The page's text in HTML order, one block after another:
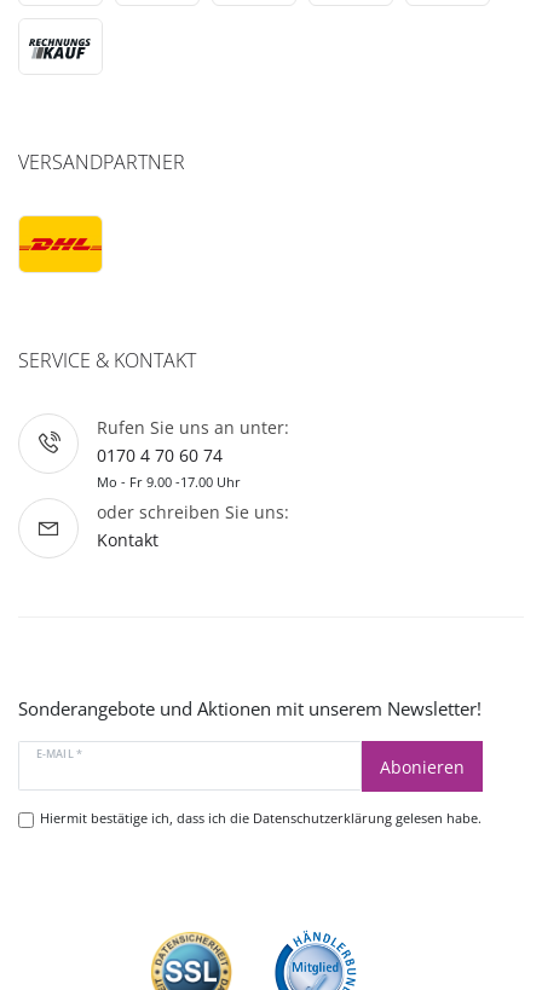
VERSANDPARTNER
SERVICE & KONTAKT
Rufen Sie uns an unter:
0170 4 70 60 74
Mo - Fr 9.00 -17.00 Uhr
oder schreiben Sie uns:
Kontakt
Sonderangebote und Aktionen mit unserem Newsletter!
E-MAIL *
Abonieren
Hiermit bestätige ich, dass ich die Datenschutzerklärunggelesen habe.